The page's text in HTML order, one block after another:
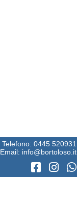
Telefono: 0445 520931
Email: info@bortoloso.it